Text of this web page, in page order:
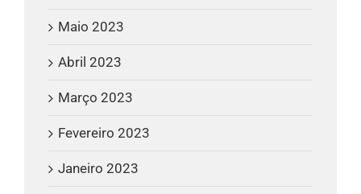
Maio 2023
Abril 2023
Março 2023
Fevereiro 2023
Janeiro 2023